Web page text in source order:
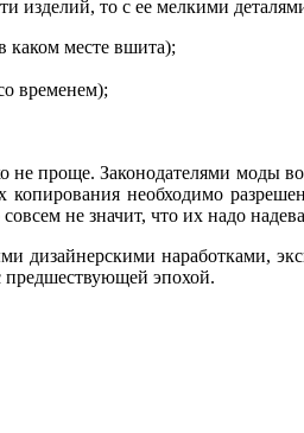
изделий, то с ее мелкими
каком месте вшита);
временем);
проще. Законодателями моды
копирования необходимо
не значит, что их надо
дизайнерскими наработками,
предшествующей эпохой.